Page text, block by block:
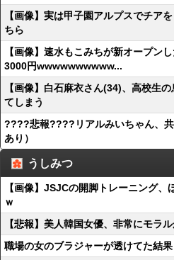
【画像】実は甲子園アルプスでチア
ちら
【画像】速水もこみちが新オープン
3000円wwwwwwwwww...
【画像】白石麻衣さん(34)、高校生
てしまう
????悲報????リアルみいちゃん、
あり）
うしみつ
【画像】JSJCの開脚トレーニング、
ｗ
【悲報】美人韓国女優、非常にモラル
職場の女のブラジャーが透けてた結